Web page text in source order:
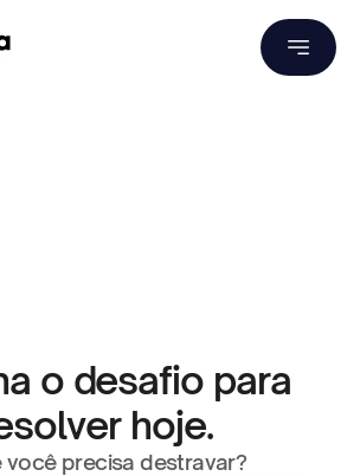
o desafio para
hoje.
você precisa destravar?